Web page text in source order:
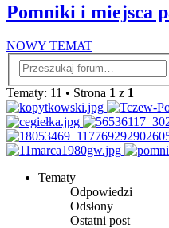
Pomniki i miejsca
NOWY TEMAT
Tematy: 11 • Strona 1 z 1
Tematy
Odpowiedzi
Odsłony
Ostatni post